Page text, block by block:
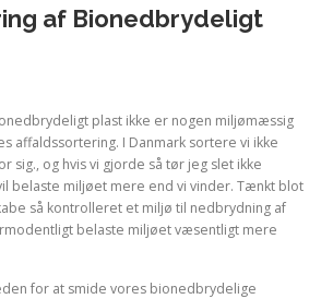
af Bionedbrydeligt
plast ikke er nogen miljømæssig
affaldssortering. I Danmark sortere vi ikke
sig., og hvis vi gjorde så tør jeg slet ikke
belaste miljøet mere end vi vinder. Tænkt blot
så kontrolleret et miljø til nedbrydning af
belaste miljøet væsentligt mere
for at smide vores bionedbrydelige